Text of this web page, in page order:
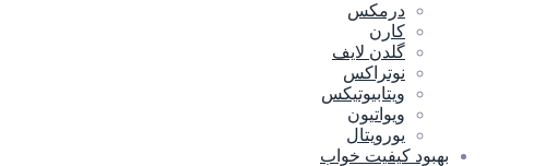
درمکس
کارن
گلدن لایف
نوتراکس
ویتابیوتیکس
ویواتیون
یورویتال
بهبود کیفیت خواب